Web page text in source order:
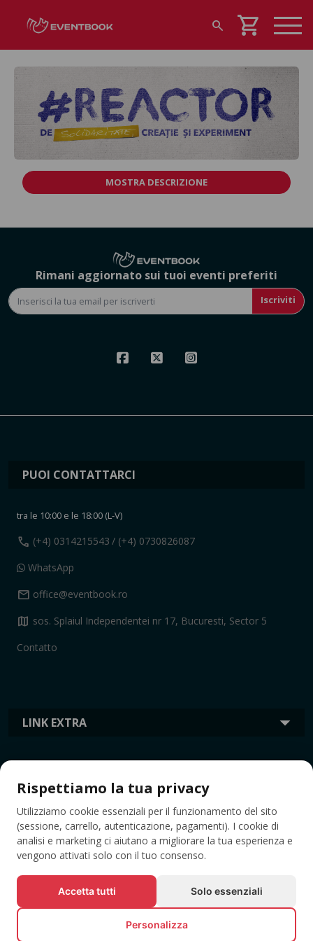
search shopping_cart
MOSTRA DESCRIZIONE
Rimani aggiornato sui tuoi eventi preferiti
Iscriviti
LINK EXTRA
PUOI CONTATTARCI
tra le 10:00 e le 18:00 (L-V)
call (+4) 0314215543 / (+4) 0730826087
WhatsApp
mail office@eventbook.ro
map sos. Splaiul Independentei nr 17, Bucuresti, Sector 5
Contatto
TAG
Rispettiamo la tua privacy
Utilizziamo cookie essenziali per il funzionamento del sito
(sessione, carrello, autenticazione, pagamenti). I cookie di
analisi e marketing ci aiutano a migliorare la tua esperienza e
vengono attivati solo con il tuo consenso.
Accetta tutti Solo essenziali
Personalizza